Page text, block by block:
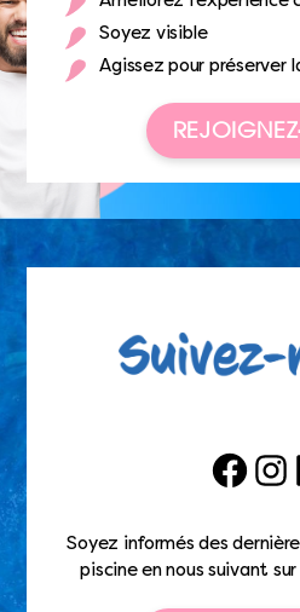
Soyez visible
Agissez pour préserver
Facebook
Soyez informés des
piscine en nous suivant